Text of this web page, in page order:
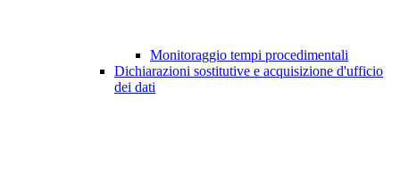
Monitoraggio tempi procedimentali
Dichiarazioni sostitutive e acquisizione d'ufficio
dei dati